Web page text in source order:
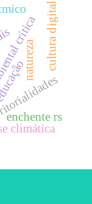
crítica
climática
cultura digital
enchente rs
natureza